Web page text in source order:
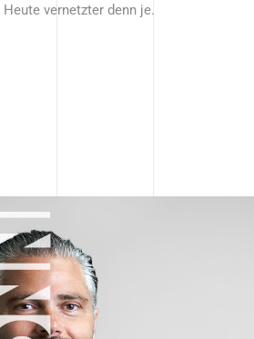
vernetzter denn je.